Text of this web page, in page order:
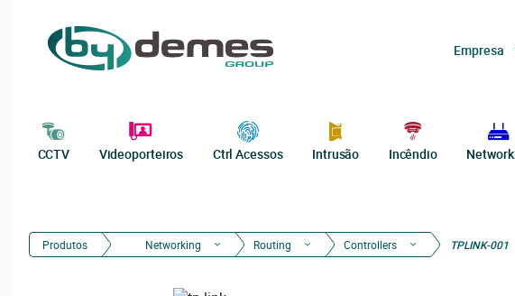
Empresa
CCTV Videoporteiros Ctrl Acessos Intrusão Incêndio
Produtos Networking Routing Controllers TPLINK-001